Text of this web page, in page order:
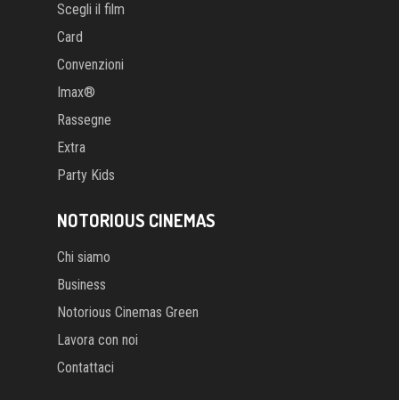
Scegli il film
Card
Convenzioni
Imax®
Rassegne
Extra
Party Kids
NOTORIOUS CINEMAS
Chi siamo
Business
Notorious Cinemas Green
Lavora con noi
Contattaci